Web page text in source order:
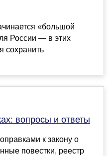
«большой
России — в этих
сохранить
вопросы и ответы
к закону о
повестки, реестр